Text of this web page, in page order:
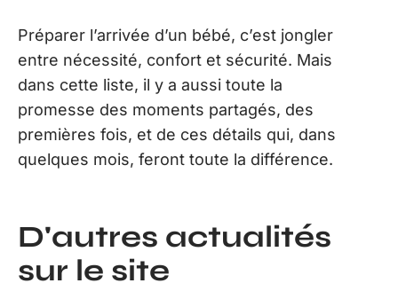
Préparer l’arrivée d’un bébé, c’est jongler
entre nécessité, confort et sécurité. Mais
dans cette liste, il y a aussi toute la
promesse des moments partagés, des
premières fois, et de ces détails qui, dans
quelques mois, feront toute la différence.
D'autres actualités
sur le site